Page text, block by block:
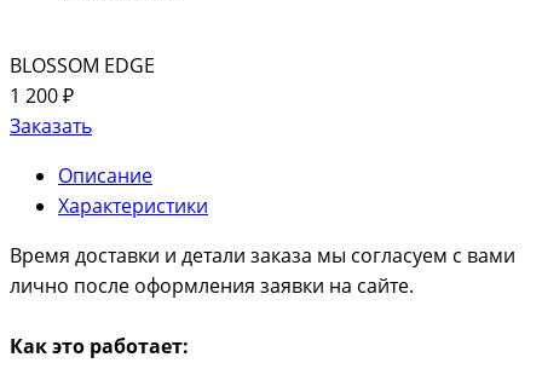
BLOSSOM EDGE
1 200 ₽
Заказать
Описание
Характеристики
Время доставки и детали заказа мы согласуем с вами
лично после оформления заявки на сайте.
Как это работает: